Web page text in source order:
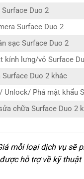
Surface Duo 2
Surface Duo 2
sạc Surface Duo 2
kính lưng/vỏ Surface
Surface Duo 2 khác
Unlock/ Phá mật khẩu
chữa Surface Duo 2
mỗi loại dịch vụ sẽ
hỗ trợ về kỹ